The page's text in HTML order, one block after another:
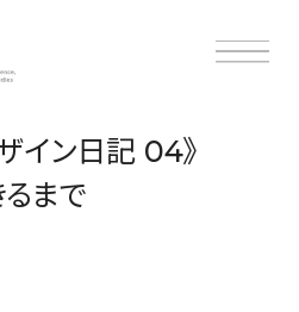
イン日記 04》
まで